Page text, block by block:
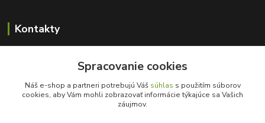
Kontakty
+421 908 401 224
info@kvetyzraja.sk
Spracovanie cookies
Náš e-shop a partneri potrebujú Váš súhlas s použitím súborov
cookies, aby Vám mohli zobrazovať informácie týkajúce sa Vašich
záujmov.